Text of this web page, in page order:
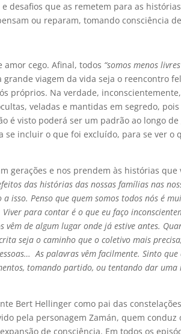
desafios que as remetem para as
ou reparam, tomando consciência
cego. Afinal, todos “somos menos
viagem da vida seja o reencontro
próprios. Na verdade,
veladas e mantidas em segredo,
é visto poderá ser um padrão ao longo de
incluir o que foi excluído, para se ver o
gerações e nos prendem às histórias que
das histórias das nossas famílias nas
isso. Penso que quem somos todos nós é
para contar é o que eu faço
vêm de algum lugar onde já estive antes.
seja o caminho que o coletivo mais
As palavras vêm facilmente. Sinto
tomando partido, ou tentando dar
Bert Hellinger como pai das
pela personagem Zamán, quem conduz
de consciência. Em todos os